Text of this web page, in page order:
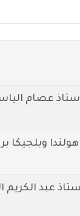
عصام
وبلجيكا
عبد الكريم